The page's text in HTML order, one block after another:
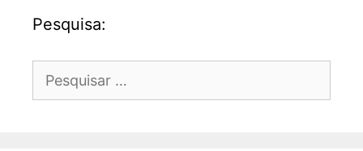
Pesquisa:
por: